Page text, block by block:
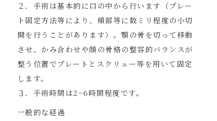
２．手術は基本的に口の中から行います（プレー
ト固定方法等により、頬部等に数ミリ程度の小切
開を行うことがあります）。顎の骨を切って移動
させ、かみ合わせや顔の骨格の整容的バランスが
整う位置でプレートとスクリュー等を用いて固定
します。
３．手術時間は2−6時間程度です。
一般的な経過